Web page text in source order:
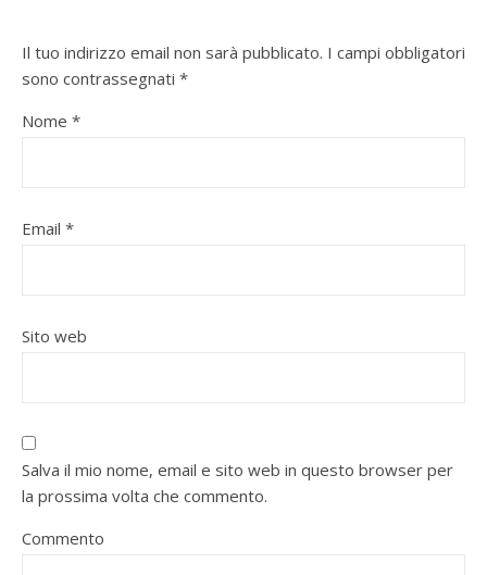
Il tuo indirizzo email non sarà pubblicato. I campi obbligatori
sono contrassegnati *
Nome *
Email *
Sito web
Salva il mio nome, email e sito web in questo browser per
la prossima volta che commento.
Commento